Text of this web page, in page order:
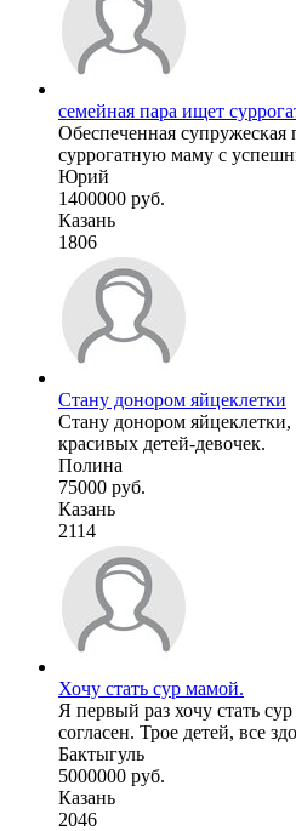
семейная пара ищет
Обеспеченная супружеская
суррогатную маму с
Юрий
1400000 руб.
Казань
1806
Стану донором яйцеклетки
Стану донором яйцеклетки,
красивых детей-девочек.
Полина
75000 руб.
Казань
2114
Хочу стать сур мамой.
Я первый раз хочу стать
согласен. Трое детей, все
Бактыгуль
5000000 руб.
Казань
2046